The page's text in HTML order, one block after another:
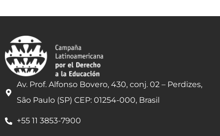
Av. Prof. Alfonso Bovero, 430, conj. 02 – Perdizes,
São Paulo (SP) CEP: 01254-000, Brasil
+55 11 3853-7900